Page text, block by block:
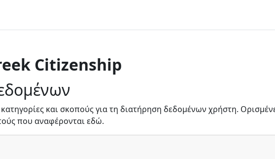
Citizenship
και σκοπούς για τη διατήρηση δεδομένων χρήστη.
που αναφέρονται εδώ.